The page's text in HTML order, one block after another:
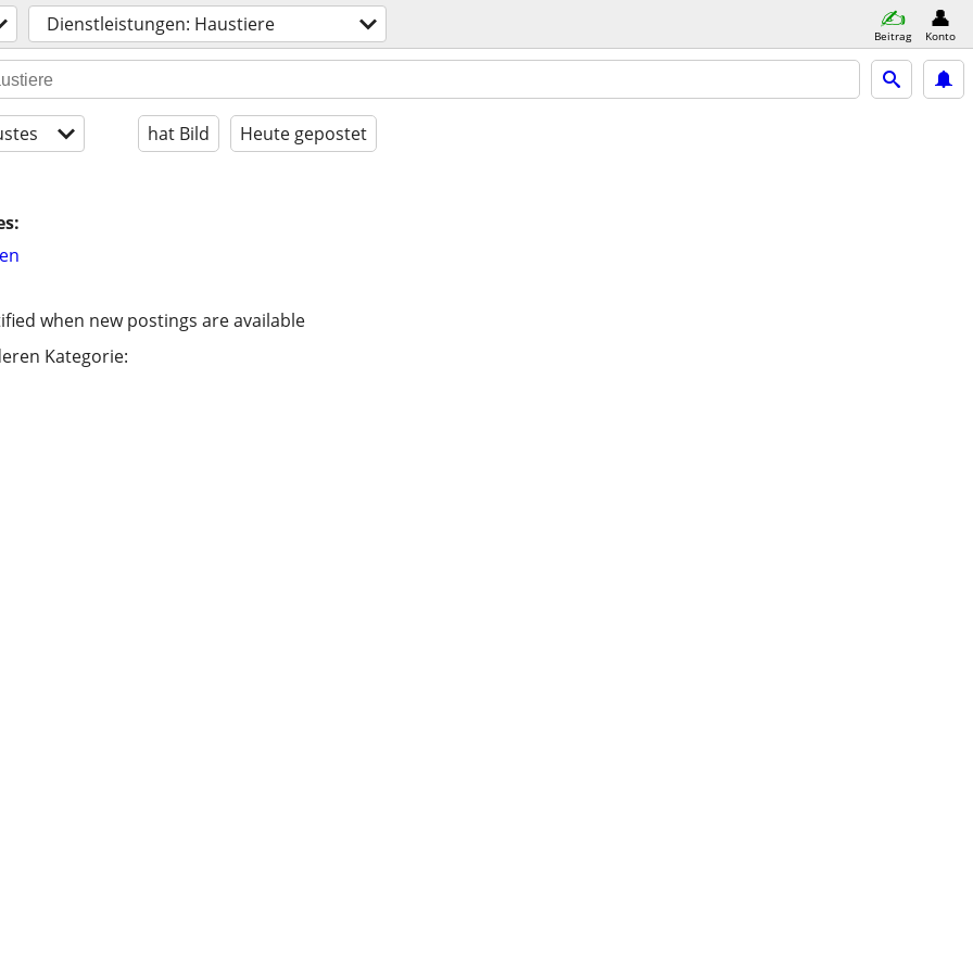
Dienstleistungen: Haustiere Beitrag Konto
hat Bild Heute gepostet
when new postings are available
Kategorie: